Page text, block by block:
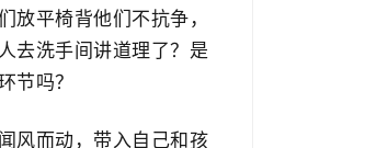
放平椅背他们不抗争，
去洗手间​讲道理了？是
节吗？
风而动，​带入自己和孩